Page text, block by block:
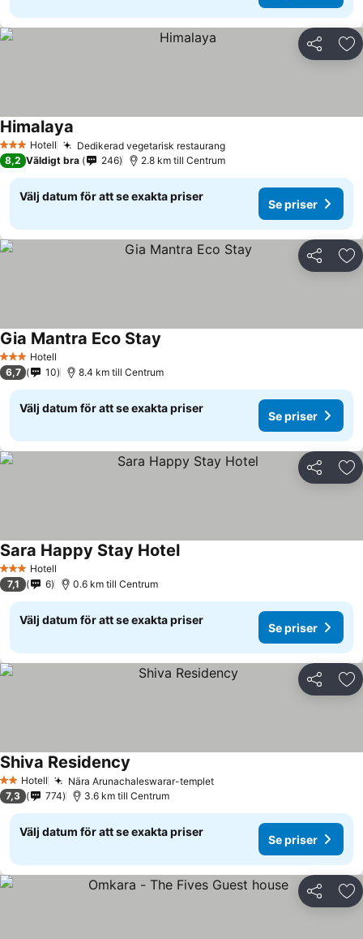
Dela
3 StjärnorHotell Dedikerad vegetarisk restaurangSe priser
Himalaya
8,2 Väldigt bra 246 2.8 km till Centrum
Välj datum för att se exakta priser
Se priser
Dela
3 StjärnorHotell
Gia Mantra Eco Stay
6,7 10 8.4 km till Centrum
Välj datum för att se exakta priser
Se priser
Dela
3 StjärnorHotell
Sara Happy Stay HotelSe priser
7,1 6 0.6 km till Centrum
Välj datum för att se exakta priser
Se priser
Dela
2 Stjärnor
Hotell Nära Arunachaleswarar-templetSe priser
Shiva Residency
7,3 774 3.6 km till Centrum
Välj datum för att se exakta priser
Se priser
Dela